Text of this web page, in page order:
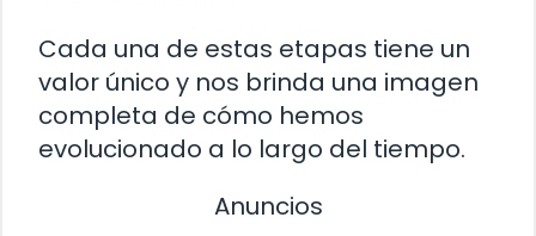
Cada una de estas etapas tiene un
valor único y nos brinda una imagen
completa de cómo hemos
evolucionado a lo largo del tiempo.
Anuncios